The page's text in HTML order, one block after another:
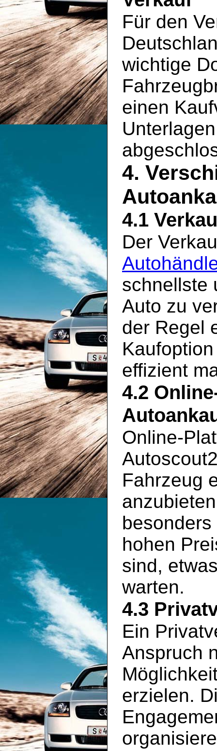
Für den
wichtige
einen
4.
4.1
Der
schnellste
Auto zu
der Regel
effizient
4.2
Online-
Fahrzeug
hohen
sind,
warten.
4.3
Ein
Anspruch
erzielen.